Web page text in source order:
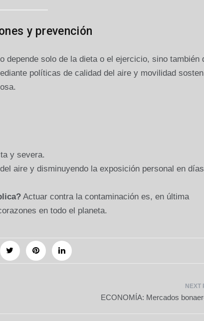
y prevención
depende solo de la dieta o el ejercicio, sino también
políticas de calidad del aire y movilidad
y severa.
aire y disminuyendo la exposición personal en
Actuar contra la contaminación es, en última
en todo el planeta.
ECONOMÍA: Mercados